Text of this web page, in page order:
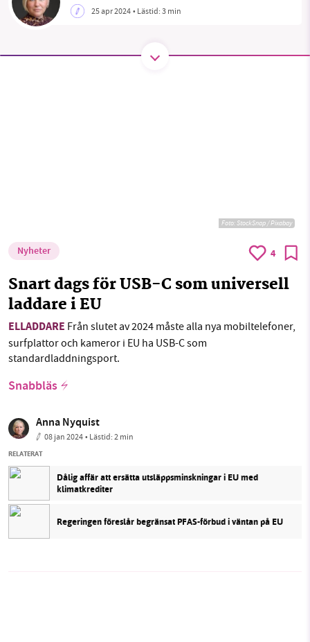
Sök
25 apr 2024• Lästid:3 min
Foto:StockSnap / Pixabay
Nyheter 4
Snart dags för USB-C som universell
laddare i EU
ELLADDARE Från slutet av 2024 måste alla nya mobiltelefoner,
surfplattor och kameror i EU ha USB-C som
standardladdningsport.
Snabbläs
Anna Nyquist
08 jan 2024• Lästid:2 min
RELATERAT
Dålig affär att ersätta utsläppsminskningar i EU med
klimatkrediter
Regeringen föreslår begränsat PFAS-förbud i väntan på EU
1231368703